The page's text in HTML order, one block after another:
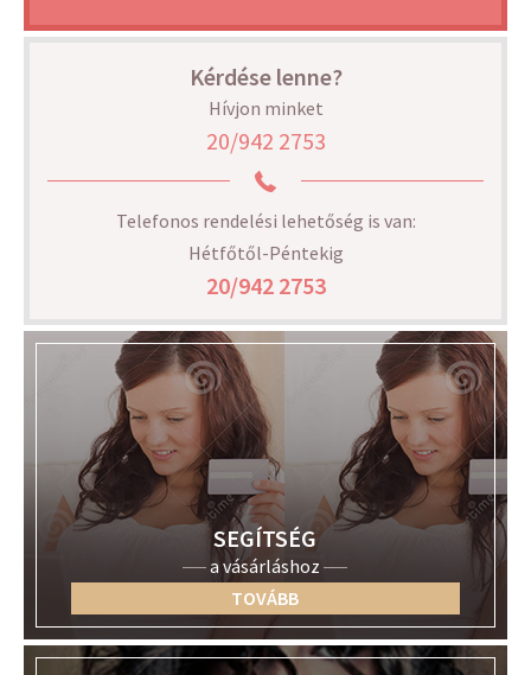
Kérdése lenne?
Hívjon minket
20/942 2753
Telefonos rendelési lehetőség is van:
Hétfőtől-Péntekig
20/942 2753
SEGÍTSÉG
a vásárláshoz
TOVÁBB